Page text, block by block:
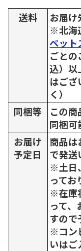
送料
お届け
※北海
ペット
ごと
込）以
はござ
く）
同梱等
この商
同梱可
お届け
予定日
商品は
で発送
※土日
ってお
※在庫
って、
すので
※コン
いはご